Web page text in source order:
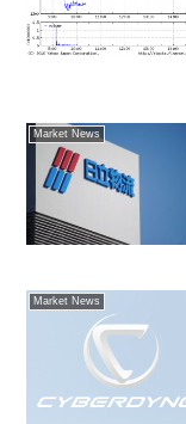
Market News
Market News